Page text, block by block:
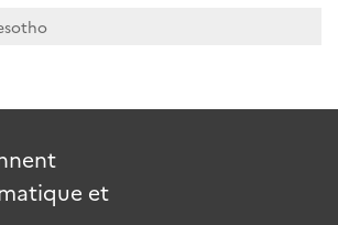
et